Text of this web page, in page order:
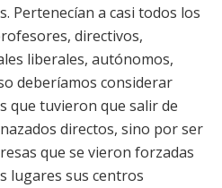
Pertenecían a casi todos los
directivos,
liberales, autónomos,
deberíamos considerar
que tuvieron que salir de
directos, sino por ser
que se vieron forzadas
lugares sus centros